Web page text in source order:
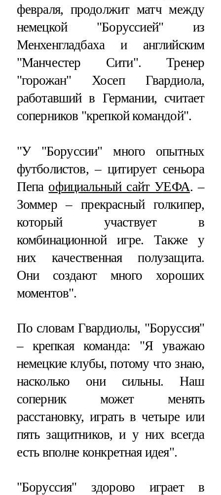
февраля, продолжит матч между
немецкой "Боруссией" из
Менхенгладбаха и английским
"Манчестер Сити". Тренер
"горожан" Хосеп Гвардиола,
работавший в Германии, считает
соперников "крепкой командой".
"У "Боруссии" много опытных
футболистов, – цитирует сеньора
Пепа официальный сайт УЕФА. –
Зоммер – прекрасный голкипер,
который участвует в
комбинационной игре. Также у
них качественная полузащита.
Они создают много хороших
моментов".
По словам Гвардиолы, "Боруссия"
– крепкая команда: "Я уважаю
немецкие клубы, потому что знаю,
насколько они сильны. Наш
соперник может менять
расстановку, играть в четыре или
пять защитников, и у них всегда
есть вполне конкретная идея".
"Боруссия" здорово играет в